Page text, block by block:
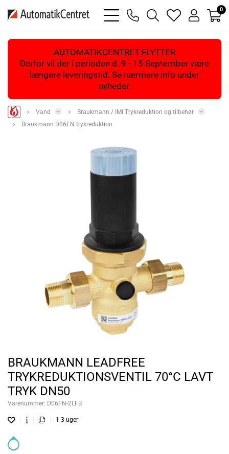
bars
light
phone
magnifying
glass
heart
light
user
light
0
AUTOMATIKCENTRET FLYTTER
Derfor vil der i perioden d. 9 - 15 September være
længere leveringstid. Se nærmere info under
nyheder.
Vand
Braukmann / IMI Trykreduktion og tilbehør
Braukmann D06FN trykreduktion
BRAUKMANN LEADFREE
TRYKREDUKTIONSVENTIL 70°C LAVT
TRYK DN50
Varenummer: D06FN-2LFB
1-3 uger